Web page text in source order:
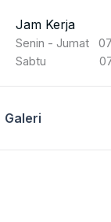
Jam Kerja
Senin - Jumat
Sabtu 07.30
Galeri